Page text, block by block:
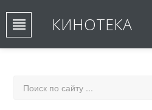
КИНОТЕКА